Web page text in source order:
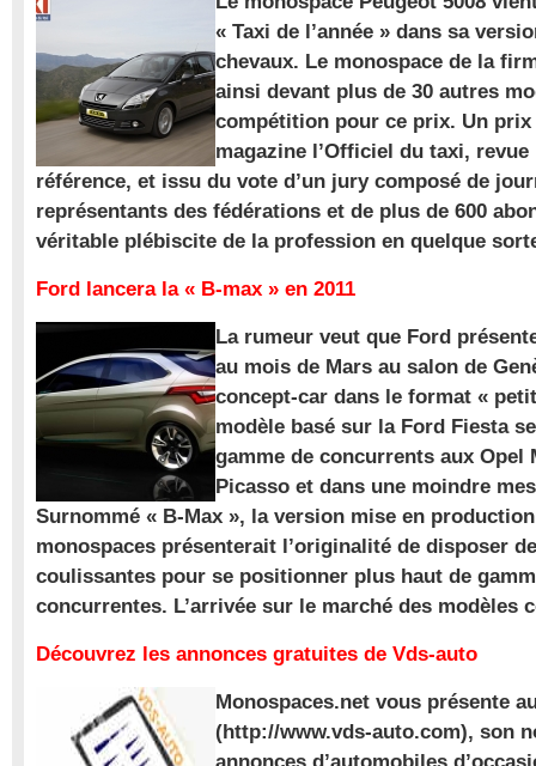
« Taxi de l’année » dans sa
chevaux. Le monospace de la
ainsi devant plus de 30 autres
compétition pour ce prix. Un
magazine l’Officiel du taxi,
référence, et issu du vote d’un jury composé de
représentants des fédérations et de plus de 600
véritable plébiscite de la profession en quelque
Ford lancera la « B-max » en 2011
La rumeur veut que Ford
au mois de Mars au salon de
concept-car dans le format «
modèle basé sur la Ford Fiesta
gamme de concurrents aux Opel
Picasso et dans une moindre
Surnommé « B-Max », la version mise en
monospaces présenterait l’originalité de disposer
coulissantes pour se positionner plus haut de
concurrentes. L’arrivée sur le marché des modèles
Découvrez les annonces gratuites de Vds-auto
Monospaces.net vous présente
(http://www.vds-auto.com), son
annonces d’automobiles